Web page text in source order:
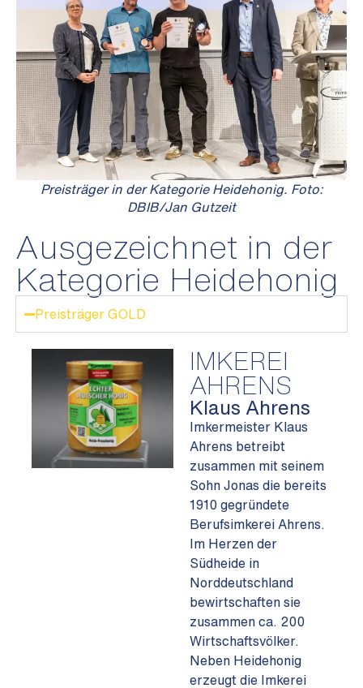
Preisträger in der Kategorie Heidehonig. Foto:
DBIB/Jan Gutzeit
Ausgezeichnet in der
Kategorie Heidehonig
Preisträger GOLD
IMKEREI
AHRENS
Klaus Ahrens
Imkermeister Klaus
Ahrens betreibt
zusammen mit seinem
Sohn Jonas die bereits
1910 gegründete
Berufsimkerei Ahrens.
Im Herzen der
Südheide in
Norddeutschland
bewirtschaften sie
zusammen ca. 200
Wirtschaftsvölker.
Neben Heidehonig
erzeugt die Imkerei